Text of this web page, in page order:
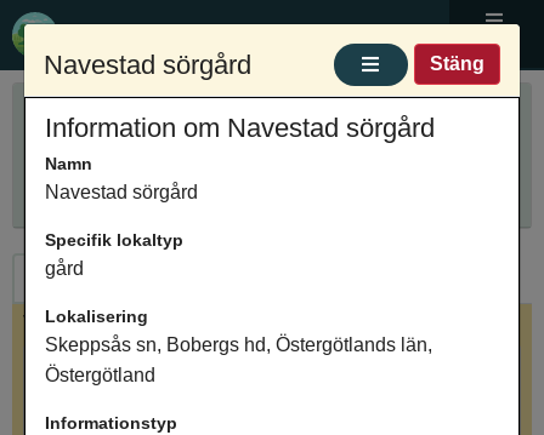
Meny
Sök ortnamn
Innehåller
Ortnamn
Valt ortnamn
Navestad sörgård, bebyggelse, Skeppsås sn,
Navestad sörgård Stäng
Information om Navestad sörgård
Namn
Navestad sörgård
Specifik lokaltyp
gård
Lokalisering
Skeppsås sn, Bobergs hd, Östergötlands län,
Östergötland
Informationstyp